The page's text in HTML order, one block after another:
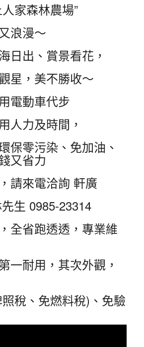
家森林農場”
浪漫～
日出、賞景看花，
星，美不勝收～
電動車代步
人力及時間，
保零污染、免加油、
又省力
請來電洽詢 軒廣
生 0985-23314
全省跑透透，專業維
一耐用，其次外觀，
稅、免燃料稅)、免驗